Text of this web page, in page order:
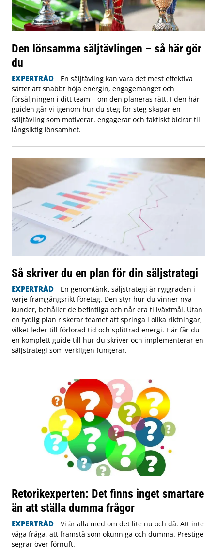
Den lönsamma säljtävlingen – så här gör
du
EXPERTRÅD
En säljtävling kan vara det mest effektiva
sättet att snabbt höja energin, engagemanget och
försäljningen i ditt team – om den planeras rätt. I den här
guiden går vi igenom hur du steg för steg skapar en
säljtävling som motiverar, engagerar och faktiskt bidrar till
långsiktig lönsamhet.
Så skriver du en plan för din säljstrategi
EXPERTRÅD
En genomtänkt säljstrategi är ryggraden i
varje framgångsrikt företag. Den styr hur du vinner nya
kunder, behåller de befintliga och når era tillväxtmål. Utan
en tydlig plan riskerar teamet att springa i olika riktningar,
vilket leder till förlorad tid och splittrad energi. Här får du
en komplett guide till hur du skriver och implementerar en
säljstrategi som verkligen fungerar.
Retorikexperten: Det finns inget smartare
än att ställa dumma frågor
EXPERTRÅD
Vi är alla med om det lite nu och då. Att inte
våga fråga, att framstå som okunniga och dumma. Prestige
segrar över förnuft.